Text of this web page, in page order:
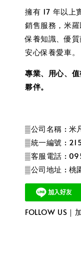
擁有 17 年以上
銷售服務，米
保養知識、優
安心保養愛車。
專業、用心、
夥伴。
▒公司名稱 : 米
▒統一編號 :
▒客服電話 :
▒公司地址 : 桃
FOLLOW US｜